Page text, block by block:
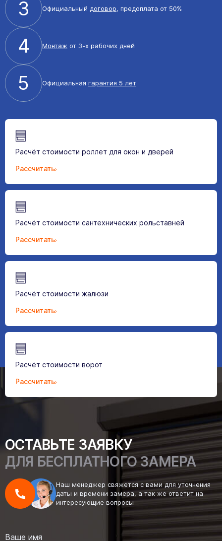
3 Официальный договор, предоплата от 50%
4 Монтаж от 3-х рабочих дней
5 Официальная гарантия 5 лет
Расчёт стоимости роллет для окон и дверей
Рассчитать
Расчёт стоимости сантехнических рольставней
Рассчитать
Расчёт стоимости жалюзи
Рассчитать
Расчёт стоимости ворот
Рассчитать
ОСТАВЬТЕ ЗАЯВКУ
ДЛЯ БЕСПЛАТНОГО ЗАМЕРА
Наш менеджер свяжется с вами для уточнения
даты и времени замера, а так же ответит на
интересующие вопросы